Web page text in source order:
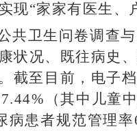
现“家家有医生、
共卫生问卷调查
状况、既往病史
截至目前，电子
（其中儿童
病患者规范管理